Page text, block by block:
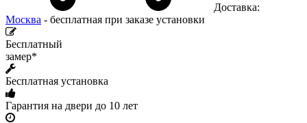
Доставка:
Москва - бесплатная при заказе установки
Бесплатный
замер*
Бесплатная установка
Гарантия на двери до 10 лет